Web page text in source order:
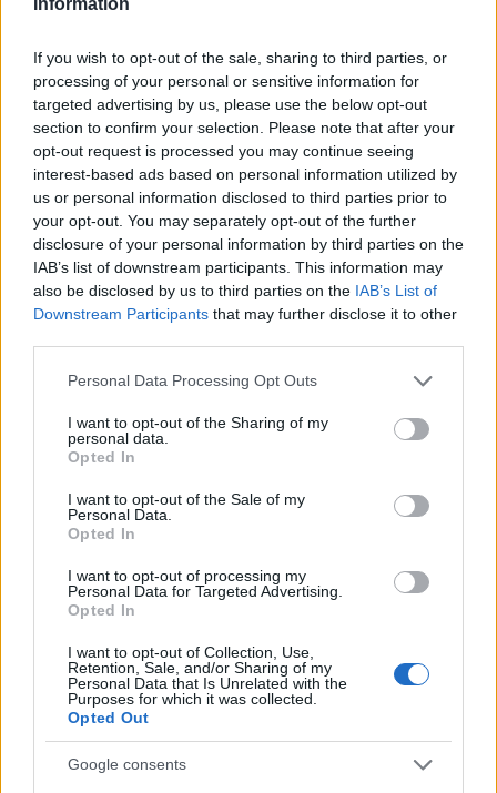
If you wish to opt-out of the sale, sharing to third parties, or
processing of your personal or sensitive information for
targeted advertising by us, please use the below opt-out
section to confirm your selection. Please note that after your
opt-out request is processed you may continue seeing
interest-based ads based on personal information utilized by
us or personal information disclosed to third parties prior to
your opt-out. You may separately opt-out of the further
disclosure of your personal information by third parties on the
IAB’s list of downstream participants. This information may
also be disclosed by us to third parties on the IAB’s List of
Downstream Participants that may further disclose it to other
Please note that this website/app uses one or more Google
not limited to your visit or usage behaviour. You may click to
grant or deny consent to Google and its third-party tags to
use your data for below specified purposes in below Google
consent section.
Personal Data Processing Opt Outs
I want to opt-out of the Sharing of my
personal data.
Opted In
I want to opt-out of the Sale of my
Personal Data.
Opted In
I want to opt-out of processing my
Personal Data for Targeted Advertising.
Opted In
I want to opt-out of Collection, Use,
Retention, Sale, and/or Sharing of my
Personal Data that Is Unrelated with the
Purposes for which it was collected.
Opted Out
Google consents
ΑΠΌΨΕΙΣ
Τα δεδομένα της ζωής
ΑΝΑΡΤΗΘΗΚΕ ΑΠΟ NEWSROOM 6 ΑΥΓΟΎΣΤΟΥ 2026
ΑΠΌΨΕΙΣ
Το δάσος δεν ζητά ήρωες αλλά πρόνοια
ΑΝΑΡΤΗΘΗΚΕ ΑΠΟNEWSROOM